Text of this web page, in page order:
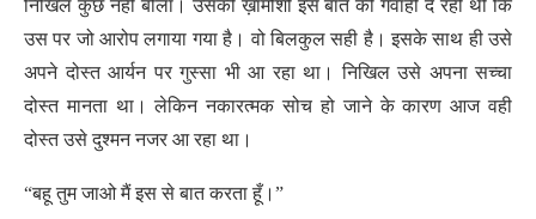
निखिल कुछ नहीं बोला। उसकी ख़ामोशी इस बात की गवाही दे रही थी कि
उस पर जो आरोप लगाया गया है। वो बिलकुल सही है। इसके साथ ही उसे
अपने दोस्त आर्यन पर गुस्सा भी आ रहा था। निखिल उसे अपना सच्चा
दोस्त मानता था। लेकिन नकारत्मक सोच हो जाने के कारण आज वही
दोस्त उसे दुश्मन नजर आ रहा था।
“बहू तुम जाओ मैं इस से बात करता हूँ।”